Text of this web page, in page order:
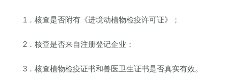
1．核查是否附有《进境动植物检疫许可证》；
2．核查是否来自注册登记企业；
3．核查植物检疫证书和兽医卫生证书是否真实有效。